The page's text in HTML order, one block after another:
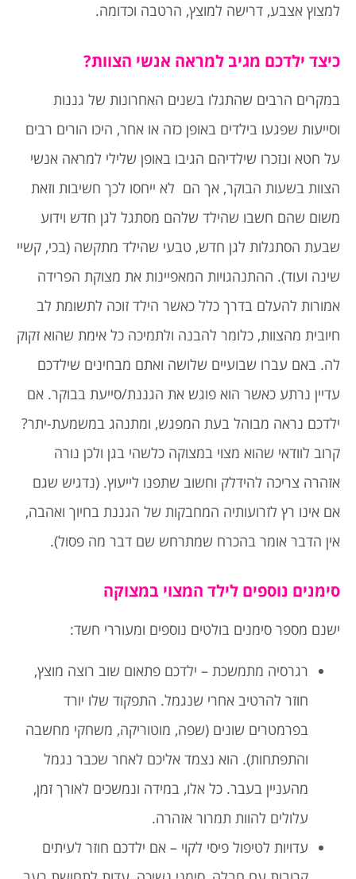
למצוץ אצבע, דרישה למוצץ, הרטבה וכדומה.
כיצד ילדכם מגיב למראה אנשי הצוות?
במקרים הרבים שהתגלו בשנים האחרונות של גננות
וסייעות שפגעו בילדים באופן כזה או אחר, היכו הורים רבים
על חטא ונזכרו שילדיהם הגיבו באופן שלילי למראה אנשי
הצוות בשעות הבוקר, אך הם לא ייחסו לכך חשיבות וזאת
משום שהם חשבו שהילד שלהם מסתגל לגן חדש וידוע
שבעת הסתגלות לגן חדש, טבעי שהילד מתקשה (בכי, קשיי
שינה ועוד). ההתנהגויות המאפיינות את מצוקת הפרידה
אמורות להעלם בדרך כלל כאשר הילד זוכה לתשומת לב
חיובית מהצוות, כלומר להבנה ולתמיכה כל אימת שהוא זקוק
לה. באם עברו שבועיים שלושה ואתם מבחינים שילדכם
עדיין נרתע כאשר הוא פוגש את הגננת/סייעת בבוקר. אם
ילדכם נראה מבוהל בעת המפגש, ומתנהג במשמעת-יתר?
קרוב לוודאי שהוא מצוי במצוקה כלשהי בגן ולכן נורה
אזהרה צריכה להידלק וחשוב שתפנו לייעוץ. (נדגיש שגם
אם אינו רץ לזרועותיה המחבקות של הגננת בחיוך ואהבה,
אין הדבר אומר בהכרח שמתרחש שם דבר מה פסול).
סימנים נוספים לילד המצוי במצוקה
ישנם מספר סימנים בולטים נוספים ומעוררי חשד:
רגרסיה מתמשכת – ילדכם פתאום שוב רוצה מוצץ,
חוזר להרטיב אחרי שנגמל. התפקוד שלו יורד
בפרמטרים שונים (שפה, מוטוריקה, משחקי מחשבה
והתפתחות). הוא נצמד אליכם לאחר שכבר נגמל
מהעניין בעבר. כל אלו, במידה ונמשכים לאורך זמן,
עלולים להוות תמרור אזהרה.
עדויות לטיפול פיסי לקוי – אם ילדכם חוזר לעיתים